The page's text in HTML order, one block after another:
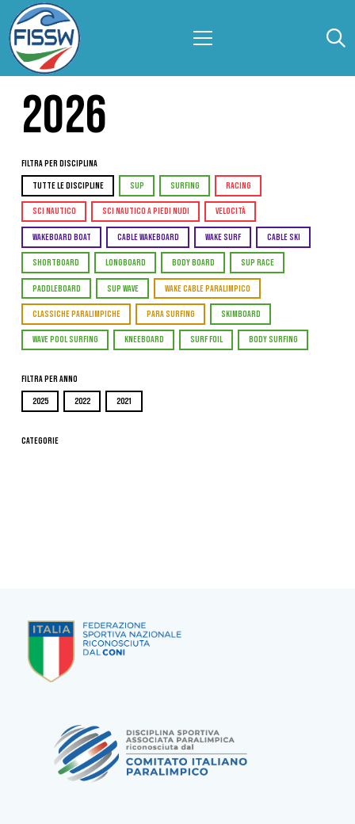
2026
Filtra per Disciplina
TUTTE LE DISCIPLINE SUP SURFING RACING
SCI NAUTICO SCI NAUTICO A PIEDI NUDI VELOCITÀ
WAKEBOARD BOAT CABLE WAKEBOARD WAKE SURF CABLE SKI
SHORTBOARD LONGBOARD BODY BOARD SUP RACE
PADDLEBOARD SUP WAVE WAKE CABLE PARALIMPICO
CLASSICHE PARALIMPICHE PARA SURFING SKIMBOARD
WAVE POOL SURFING KNEEBOARD SURF FOIL BODY SURFING
Filtra per Anno
2025 2022 2021
Categorie